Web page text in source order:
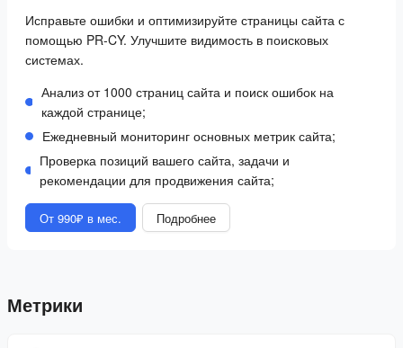
Исправьте ошибки и оптимизируйте страницы сайта с
помощью PR-CY. Улучшите видимость в поисковых
системах.
Анализ от 1000 страниц сайта и поиск ошибок на
каждой странице;
Ежедневный мониторинг основных метрик сайта;
Проверка позиций вашего сайта, задачи и
рекомендации для продвижения сайта;
От 990₽ в мес. Подробнее
Метрики